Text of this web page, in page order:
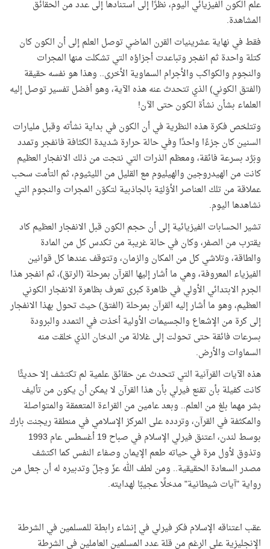
علم الكون الفيزيائي اليوم، نظرًا إلى استنادها إلى عدد من الحقائق
المشاهدة.
فقط في نهاية عشرينيات القرن الماضي توصل العلم إلى أن الكون كان
كتلة واحدة ثم انفجر وتباعدت أجزاؤه التي تشكلت منها المجرات
والنجوم والكواكب والأجرام السماوية الأخرى.. وهذا هو نفسه حقيقة
(الفتق الكوني) الذي تتحدث عنه هذه الآية، وهو أفضل تفسير توصل إليه
العلماء بشأن نشأة الكون حتى الآن!
وتتلخص فكرة هذه النظرية في أن الكون في بداية نشأته وقبل مليارات
السنين كان جزءًا واحدًا وفي حالة حرارة شديدة الكثافة فانفجر وتمدد
وبَرُد بسرعة فائقة، ومعظم الذرات التي نتجت من ذلك الانفجار العظيم
كانت من الهيدروجين والهيليوم مع القليل من الليثيوم، ثم التأمت سحب
عملاقة من تلك العناصر الأوّليّة بالجاذبية لتكوّن المجرات والنجوم التي
نشاهدها اليوم.
تشير الحسابات الفيزيائية إلى أن حجم الكون قبل الانفجار العظيم كاد
يقترب من الصفر، وكان في حالة غريبة من تكدس كل من المادة
والطاقة، وتلاشي كل من المكان والزمان، وتتوقف عندها كل قوانين
الفيزياء المعروفة، وهي ما أشار إليها القرآن بمرحلة (الرتق)، ثم انفجر هذا
الجرم الابتدائي الأولي في ظاهرة كبرى تعرف بظاهرة الانفجار الكوني
العظيم، وهو ما أشار إليه القرآن بمرحلة (الفتق) حيث تحول بهذا الانفجار
إلى كرة من الإشعاع والجسيمات الأولية أخذت في التمدد والبرودة
بسرعات فائقة حتى تحولت إلى غلالة من الدخان الذي خلقت منه
السماوات والأرض.
هذه الآيات القرآنية التي تتحدث عن حقائق علمية لم تكتشف إلا حديثًا
كانت كفيلة بأن تقنع فيرلي بأن هذا القرآن لا يمكن أن يكون من تأليف
بشر مهما بلغ من العلم.. وبعد عامين من القراءة المتعمقة والمتواصلة
والمكثفة في القرآن، وتردده على المركز الإسلامي في منطقة ريجنت بارك
بوسط لندن، اعتنق فيرلي الإسلام في صباح 19 أغسطس عام 1993
وتذوق لأول مرة في حياته طعم الإيمان وصفاء النفس كما اكتشف
مصدر السعادة الحقيقية.. ومن لطف الله عزّ وجلّ وتدبيره له أن جعل من
رواية "آيات شيطانية" مدخلًا عجيبًا لهدايته.
عقب اعتناقه الإسلام فكر فيرلي في إنشاء رابطة للمسلمين في الشرطة
الإنجليزية على الرغم من قلة عدد المسلمين العاملين في الشرطة